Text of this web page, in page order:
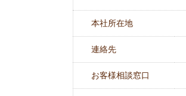
本社所在地
連絡先
お客様相談窓口